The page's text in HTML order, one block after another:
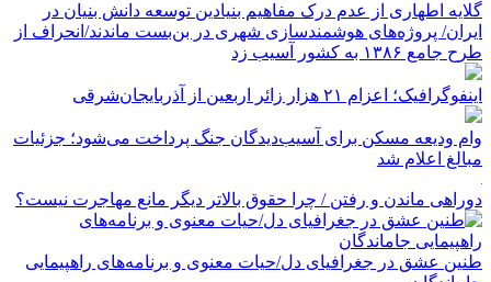
گلایه اطهاری از عدم درک مفاهیم بنیادین توسعه دانش بنیان در
ایران/ پروژه‌های هوشمندسازی شهری در بن‌بست ماندند/انحراف از
طرح جامع ۱۳۸۶ به کشور آسیب زد
اینفوگرافیک؛ اعزام ۲۱ هزار زائر اربعین از آذربایجان‌شرقی
وام ودیعه مسکن برای آسیب‌دیدگان جنگ پرداخت می‌شود؛ جزئیات
مبالغ اعلام شد
دوراهی ماندن و رفتن / چرا حقوق بالاتر دیگر مانع مهاجرت نیست؟
طنین عشق در جغرافیای دل/حیات معنوی و برنامه‌های راهپیمایی